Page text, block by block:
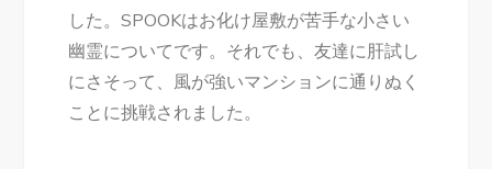
した。SPOOKはお化け屋敷が苦手な小さい
幽霊についてです。それでも、友達に肝試し
にさそって、風が強いマンションに通りぬく
ことに挑戦されました。